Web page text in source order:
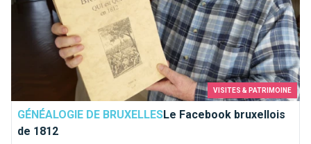
VISITES & PATRIMOINE
GÉNÉALOGIE DE BRUXELLESLe Facebook bruxellois
de 1812